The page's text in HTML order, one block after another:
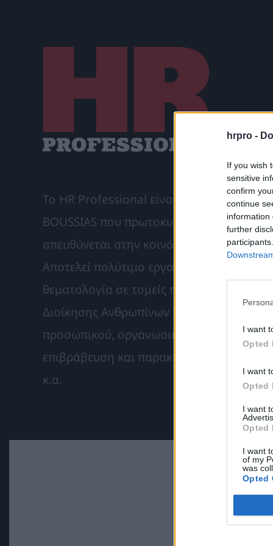
hrpro -
If you wish
sensitive
confirm
continue
information
further
I want
Opted
I want
Opted
I want
Opted
I want
of my
was
Opted
Το HR Professional είναι το μηνιαίο
BOUSSIAS που πρωτοκυκλοφόρησε το
απευθύνεται στην κοινότητα του
Αποτελεί πολύτιμο εργαλείο
θεματολογία σε τομείς που απασχολούν
Διοίκησης Ανθρωπίνων Πόρων, όπως
προσωπικού, οργανωσιακή μάθηση,
επιβράβευση και παρακίνηση
κ.α.